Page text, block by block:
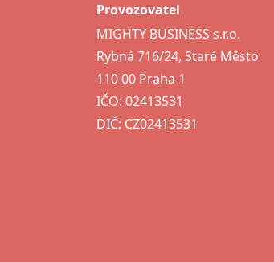
Provozovatel
MIGHTY BUSINESS s.r.o.
Rybná 716/24, Staré Město
110 00 Praha 1
IČO: 02413531
DIČ: CZ02413531